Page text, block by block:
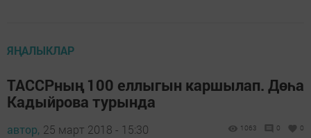
ЯҢАЛЫКЛАР
ТАССРның 100 еллыгын каршылап. Дөһа
Кадыйрова турында
автор, 25 март 2018 - 15:30 1063 0 0